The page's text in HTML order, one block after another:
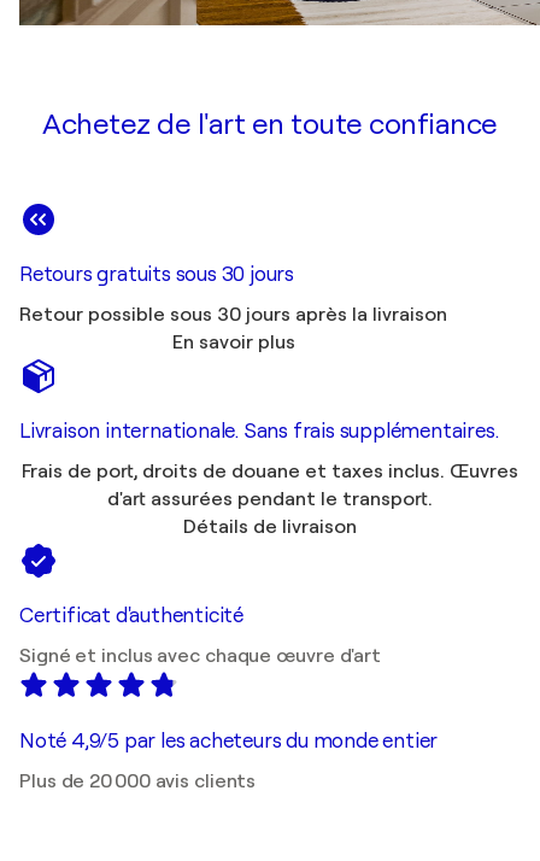
Achetez de l'art en toute confiance
Retours gratuits sous 30 jours
Retour possible sous 30 jours après la livraison
En savoir plus
Livraison internationale. Sans frais supplémentaires.
Frais de port, droits de douane et taxes inclus. Œuvres
d'art assurées pendant le transport.
Détails de livraison
Certificat d'authenticité
Signé et inclus avec chaque œuvre d'art
Noté 4,9/5 par les acheteurs du monde entier
Plus de 20 000 avis clients